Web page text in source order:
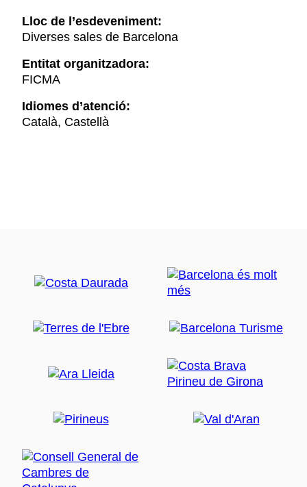
Lloc de l’esdeveniment:
Diverses sales de Barcelona
Entitat organitzadora:
FICMA
Idiomes d’atenció:
Català, Castellà